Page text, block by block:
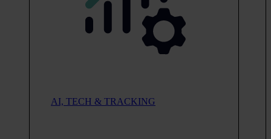
AI, TECH & TRACKING